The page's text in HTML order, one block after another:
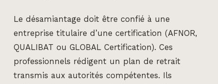
Le désamiantage doit être confié à une
entreprise titulaire d’une certification (AFNOR,
QUALIBAT ou GLOBAL Certification). Ces
professionnels rédigent un plan de retrait
transmis aux autorités compétentes. Ils